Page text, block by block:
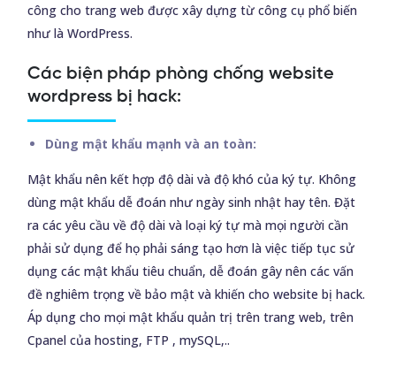
công cho trang web được xây dựng từ công cụ phổ biến
như là WordPress.
Các biện pháp phòng chống website
wordpress bị hack:
Dùng mật khẩu mạnh và an toàn:
Mật khẩu nên kết hợp độ dài và độ khó của ký tự. Không
dùng mật khẩu dễ đoán như ngày sinh nhật hay tên. Đặt
ra các yêu cầu về độ dài và loại ký tự mà mọi người cần
phải sử dụng để họ phải sáng tạo hơn là việc tiếp tục sử
dụng các mật khẩu tiêu chuẩn, dễ đoán gây nên các vấn
đề nghiêm trọng về bảo mật và khiến cho website bị hack.
Áp dụng cho mọi mật khẩu quản trị trên trang web, trên
Cpanel của hosting, FTP , mySQL,..